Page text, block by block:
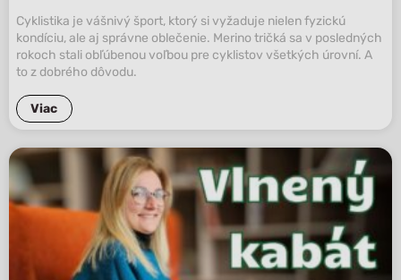
Cyklistika je vášnivý šport, ktorý si vyžaduje nielen fyzickú
kondíciu, ale aj správne oblečenie. Merino tričká sa v posledných
rokoch stali obľúbenou voľbou pre cyklistov všetkých úrovní. A
to z dobrého dôvodu.
Viac